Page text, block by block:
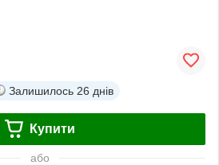
Залишилось 26 днів
Купити
або